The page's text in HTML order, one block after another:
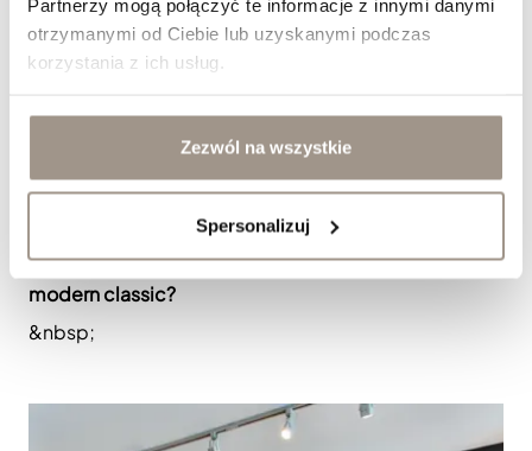
Partnerzy mogą połączyć te informacje z innymi danymi
otrzymanymi od Ciebie lub uzyskanymi podczas
korzystania z ich usług.
Zezwól na wszystkie
Spersonalizuj
Jak dobrać fronty meblowe do kuchni w stylu
modern classic?
&nbsp;